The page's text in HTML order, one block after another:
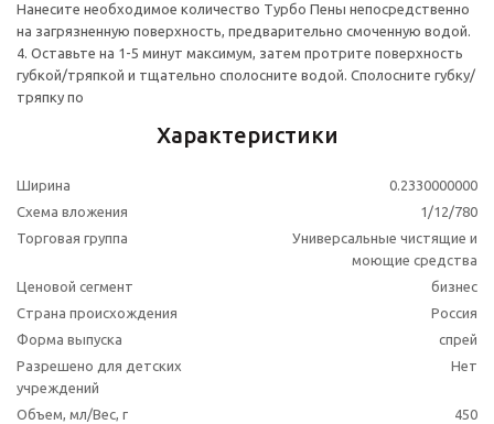
Нанесите необходимое количество Турбо Пены непосредственно
на загрязненную поверхность, предварительно смоченную водой.
4. Оставьте на 1-5 минут максимум, затем протрите поверхность
губкой/тряпкой и тщательно сполосните водой. Сполосните губку/
тряпку по
Характеристики
Ширина
0.2330000000
Схема вложения
1/12/780
Торговая группа
Универсальные чистящие и
моющие средства
Ценовой сегмент
бизнес
Страна происхождения
Россия
Форма выпуска
спрей
Разрешено для детских
учреждений
Нет
Объем, мл/Вес, г
450